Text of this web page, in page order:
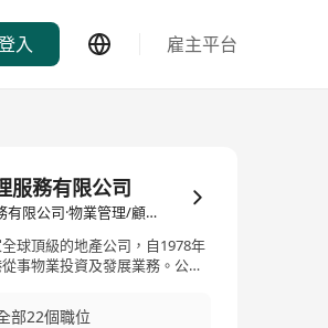
入 雇主平台
服務有限公司
嘉里物業管理服務有限公司·物業管理/顧問
球頂級的地產公司，自1978年
事物業投資及發展業務。公司
與管理。嘉里建設的成員包括
部22個職位